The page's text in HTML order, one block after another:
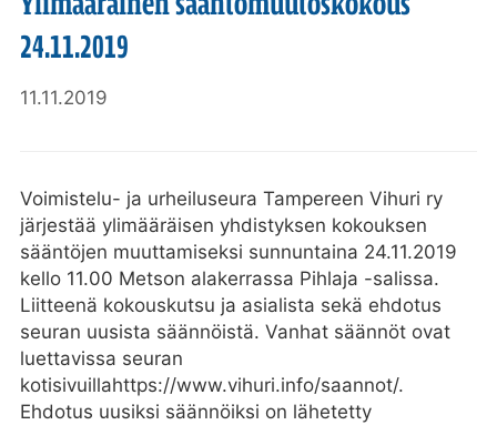
24.11.2019
11.11.2019
Voimistelu- ja urheiluseura Tampereen Vihuri ry
järjestää ylimääräisen yhdistyksen kokouksen
sääntöjen muuttamiseksi sunnuntaina 24.11.2019
kello 11.00 Metson alakerrassa Pihlaja -salissa.
Liitteenä kokouskutsu ja asialista sekä ehdotus
seuran uusista säännöistä. Vanhat säännöt ovat
luettavissa seuran
kotisivuillahttps://www.vihuri.info/saannot/.
Ehdotus uusiksi säännöiksi on lähetetty